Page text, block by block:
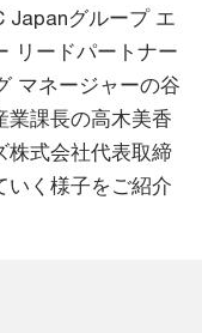
Japanグループ エ
リードパートナー
マネージャーの谷
業課長の高木美香
株式会社代表取締
いく様子をご紹介